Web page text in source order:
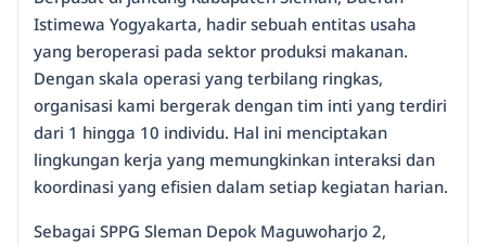
Istimewa Yogyakarta, hadir sebuah entitas usaha
yang beroperasi pada sektor produksi makanan.
Dengan skala operasi yang terbilang ringkas,
organisasi kami bergerak dengan tim inti yang terdiri
dari 1 hingga 10 individu. Hal ini menciptakan
lingkungan kerja yang memungkinkan interaksi dan
koordinasi yang efisien dalam setiap kegiatan harian.
Sebagai SPPG Sleman Depok Maguwoharjo 2,